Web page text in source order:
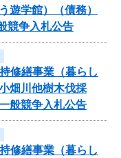
遊学館）（債務）
競争入札公告
修繕事業（暮らし
畑川他樹木伐採
般競争入札公告
修繕事業（暮らし